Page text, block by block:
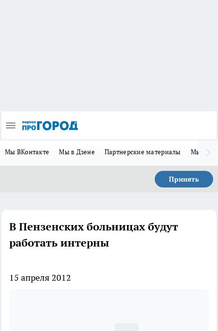
Мы ВКонтакте Мы в Дзене Партнерские материалы Мы в
Принять
В Пензенских больницах будут
работать интерны
15 апреля 2012